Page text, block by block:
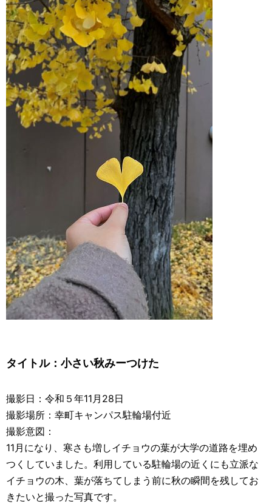
タイトル： 小さい秋みーつけた
撮影日：令和５年11月28日
撮影場所：幸町キャンパス駐輪場付近
撮影意図：
11月になり、寒さも増しイチョウの葉が大学の道路を埋め
つくしていました。利用している駐輪場の近くにも立派な
イチョウの木、葉が落ちてしまう前に秋の瞬間を残してお
きたいと撮った写真です。